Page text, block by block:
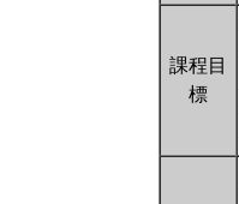
課程目
標